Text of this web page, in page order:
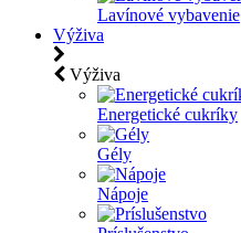
Lavínové vybavenie
Výživa
Výživa
Energetické cukríky
Gély
Nápoje